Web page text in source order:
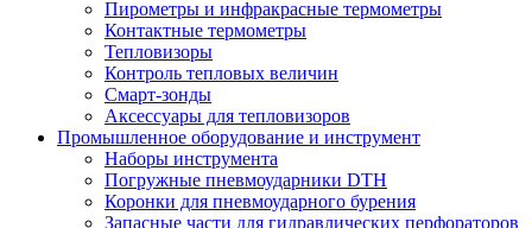
Пирометры и инфракрасные термометры
Контактные термометры
Тепловизоры
Контроль тепловых величин
Смарт-зонды
Аксессуары для тепловизоров
Промышленное оборудование и инструмент
Наборы инструмента
Погружные пневмоударники DTH
Коронки для пневмоударного бурения
Запасные части для гидравлических перфораторов